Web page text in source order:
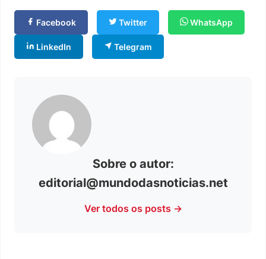
Facebook Twitter WhatsApp
LinkedIn Telegram
Sobre o autor:
editorial@mundodasnoticias.net
Ver todos os posts →